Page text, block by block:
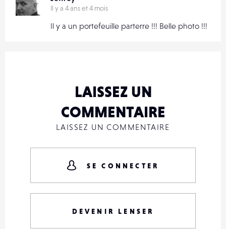
Il y a 4 ans et 4 mois
Il y a un portefeuille parterre !!! Belle photo !!!
LAISSEZ UN
COMMENTAIRE
LAISSEZ UN COMMENTAIRE
SE CONNECTER
DEVENIR LENSER